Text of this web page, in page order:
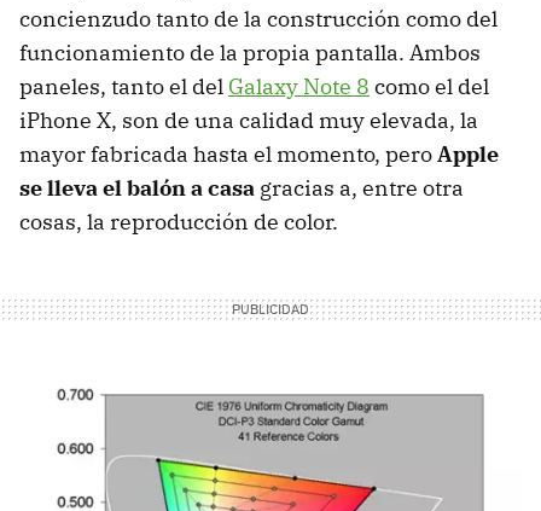
concienzudo tanto de la construcción como del
funcionamiento de la propia pantalla. Ambos
paneles, tanto el del Galaxy Note 8 como el del
iPhone X, son de una calidad muy elevada, la
mayor fabricada hasta el momento, peroApple
se lleva el balón a casa gracias a, entre otra
cosas, la reproducción de color.